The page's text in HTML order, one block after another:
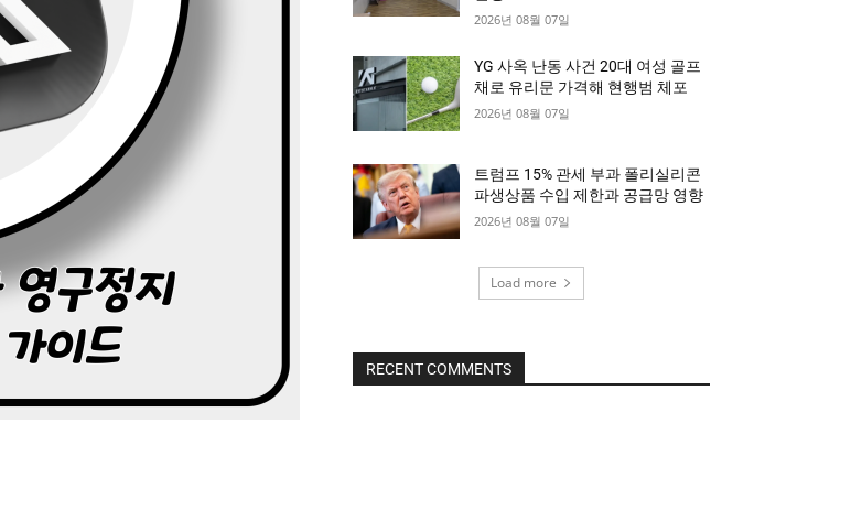
2026년 08월 07일
YG 사옥 난동 사건 20대 여성 골프
채로 유리문 가격해 현행범 체포
2026년 08월 07일
트럼프 15% 관세 부과 폴리실리콘
파생상품 수입 제한과 공급망 영향
2026년 08월 07일
Load more
RECENT COMMENTS